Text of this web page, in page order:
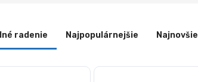
radenie Najpopulárnejšie Najnovšie